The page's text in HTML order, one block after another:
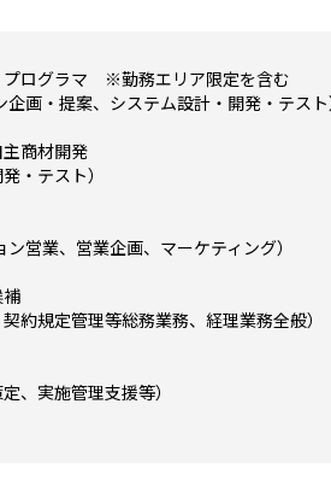
プログラマ ※勤務エリア限定を含む
画・提案、システム設計・開発・テスト
商材開発
・テスト）
営業、営業企画、マーケティング）
約規定管理等総務業務、経理業務全般）
、実施管理支援等）